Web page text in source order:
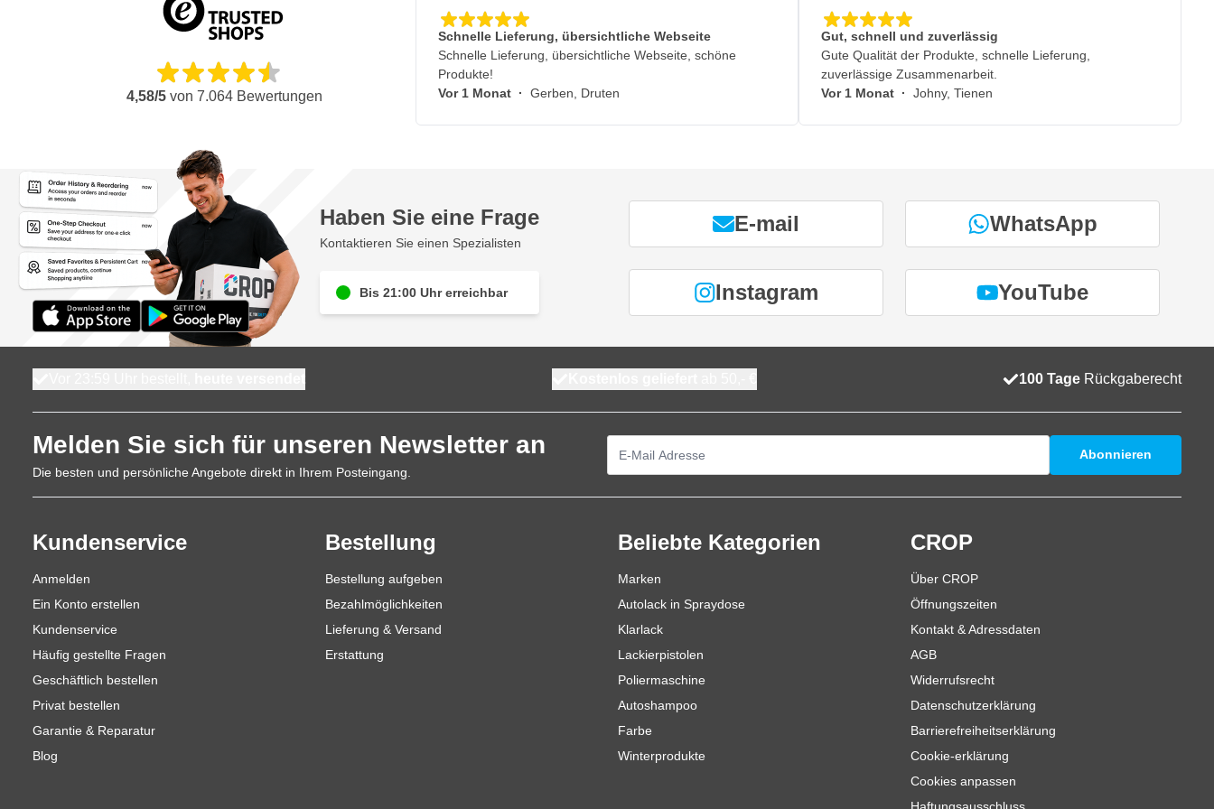
4,58/5von 7.064Bewertungen
Schnelle Lieferung, übersichtliche Webseite
Schnelle Lieferung, übersichtliche Webseite, schöne
Produkte!
Vor 1 Monat · Gerben, Druten
Gut, schnell und zuverlässig
Gute Qualität der Produkte, schnelle Lieferung,
zuverlässige Zusammenarbeit.
Vor 1 Monat · Johny, Tienen
Haben Sie eine Frage
Kontaktieren Sie einen Spezialisten
Bis 21:00 Uhr erreichbar
E-mail WhatsApp
Instagram YouTube
100 Tage Rückgaberecht
Melden Sie sich für unseren Newsletter an
Die besten und persönliche Angebote direkt in Ihrem Posteingang.
Abonnieren
Kundenservice
Anmelden
Ein Konto erstellen
Kundenservice
Häufig gestellte Fragen
Geschäftlich bestellen
Privat bestellen
Garantie & Reparatur
Blog
Bestellung
Bestellung aufgeben
Bezahlmöglichkeiten
Lieferung & Versand
Erstattung
Beliebte Kategorien
Marken
Autolack in Spraydose
Klarlack
Lackierpistolen
Poliermaschine
Autoshampoo
Farbe
Winterprodukte
CROP
Über CROP
Öffnungszeiten
Kontakt & Adressdaten
AGB
Widerrufsrecht
Datenschutzerklärung
Barrierefreiheitserklärung
Cookie-erklärung
Cookies anpassen